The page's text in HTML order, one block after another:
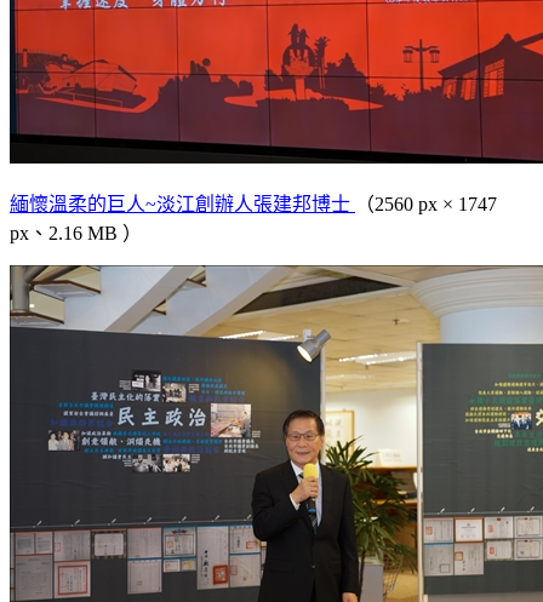
緬懷溫柔的巨人~淡江創辦人張建邦博士
（2560 px × 1747
px、2.16 MB ）